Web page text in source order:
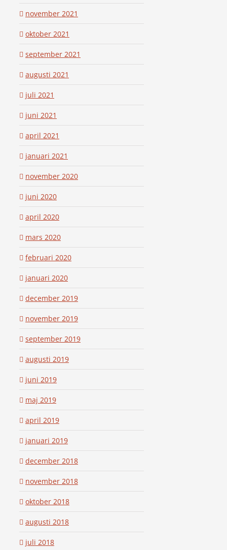
november 2021
oktober 2021
september 2021
augusti 2021
juli 2021
juni 2021
april 2021
januari 2021
november 2020
juni 2020
april 2020
mars 2020
februari 2020
januari 2020
december 2019
november 2019
september 2019
augusti 2019
juni 2019
maj 2019
april 2019
januari 2019
december 2018
november 2018
oktober 2018
augusti 2018
juli 2018